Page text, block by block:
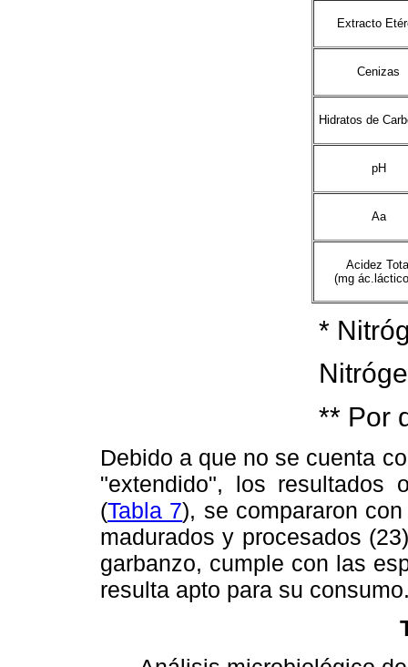
Extracto
Cenizas
Hidratos de
pH
Aa
Acidez
(mg
*
** Por
Debido a que no se cuenta
"extendido", los resultados
(Tabla 7), se compararon
madurados y procesados
garbanzo, cumple con las
resulta apto para su